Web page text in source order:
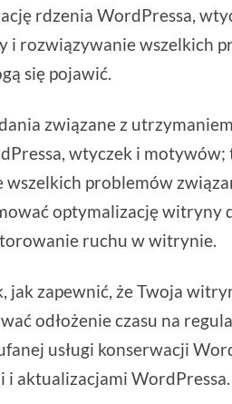
rdzenia WordPressa,
i rozwiązywanie wszelkich
się pojawić.
związane z
wtyczek i
problemów
optymalizację witryny
ruchu w witrynie.
jak zapewnić, że Twoja
odłożenie czasu na
usługi konserwacji
aktualizacjami WordPressa.